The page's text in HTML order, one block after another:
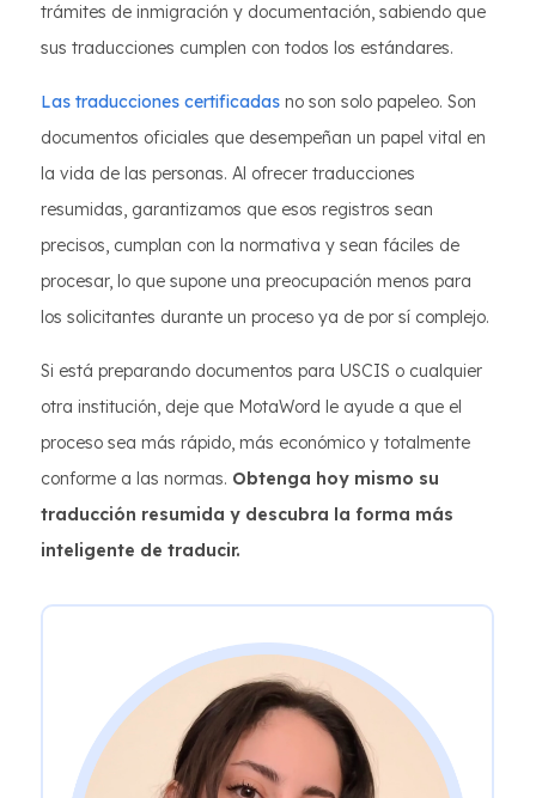
trámites de inmigración y documentación, sabiendo que
sus traducciones cumplen con todos los estándares.
Las traducciones certificadas no son solo papeleo. Son
documentos oficiales que desempeñan un papel vital en
la vida de las personas. Al ofrecer traducciones
resumidas, garantizamos que esos registros sean
precisos, cumplan con la normativa y sean fáciles de
procesar, lo que supone una preocupación menos para
los solicitantes durante un proceso ya de por sí complejo.
Si está preparando documentos para USCIS o cualquier
otra institución, deje que MotaWord le ayude a que el
proceso sea más rápido, más económico y totalmente
conforme a las normas. Obtenga hoy mismo su
traducción resumida y descubra la forma más
inteligente de traducir.